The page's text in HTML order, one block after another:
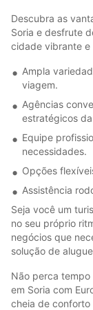
Descubra as
Soria e desfrute
cidade vibrante e
Ampla
viagem.
Agências
estratégicos
Equipe
necessidades.
Opções
Assistência
Seja você um
no seu próprio
negócios que
solução de
Não perca tempo
em Soria com
cheia de conforto